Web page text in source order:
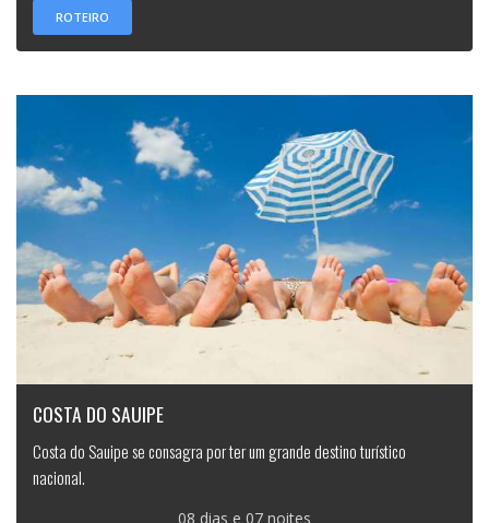
ROTEIRO
COSTA DO SAUIPE
Costa do Sauipe se consagra por ter um grande destino turístico
nacional.
08 dias e 07 noites